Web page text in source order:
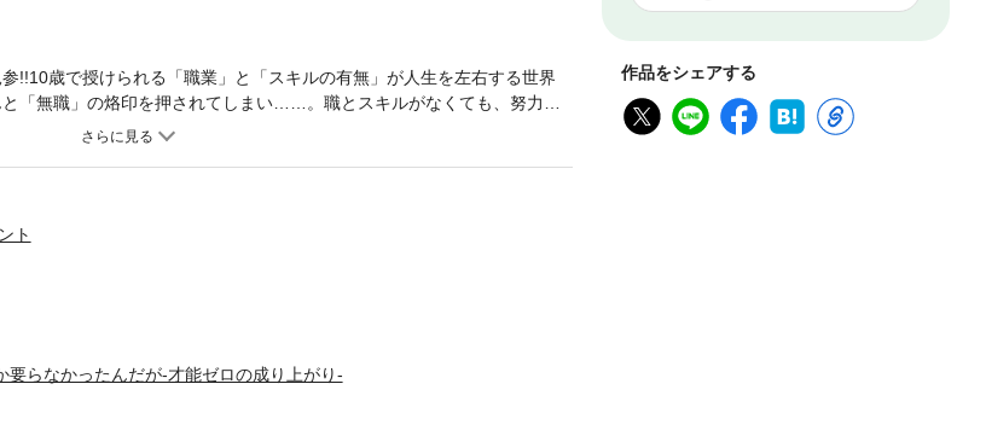
作品をシェアする
!!10歳で授けられる「職業」と「スキルの有無」が人生を左右する世界
「無職」の烙印を押されてしまい……。職とスキルがなくても、努力を
イックなまでの努力と筋トレでチートを凌駕する最強ヒーローに!?原作
ト
らなかったんだが-才能ゼロの成り上がり-